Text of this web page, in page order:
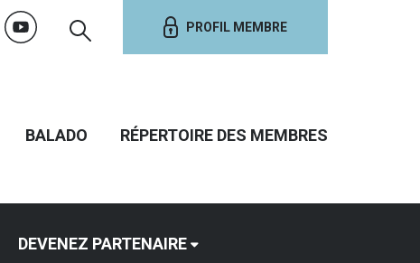
PROFIL MEMBRE
BALADO RÉPERTOIRE DES MEMBRES
DEVENEZ PARTENAIRE